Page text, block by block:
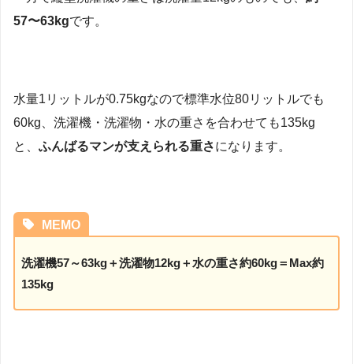
57〜63kgです。
水量1リットルが0.75kgなので標準水位80リットルでも
60kg、洗濯機・洗濯物・水の重さを合わせても135kg
と、 ふんばるマンが支えられる重さになります。
MEMO
洗濯機57～63kg＋洗濯物12kg＋水の重さ約60kg＝Max約
135kg